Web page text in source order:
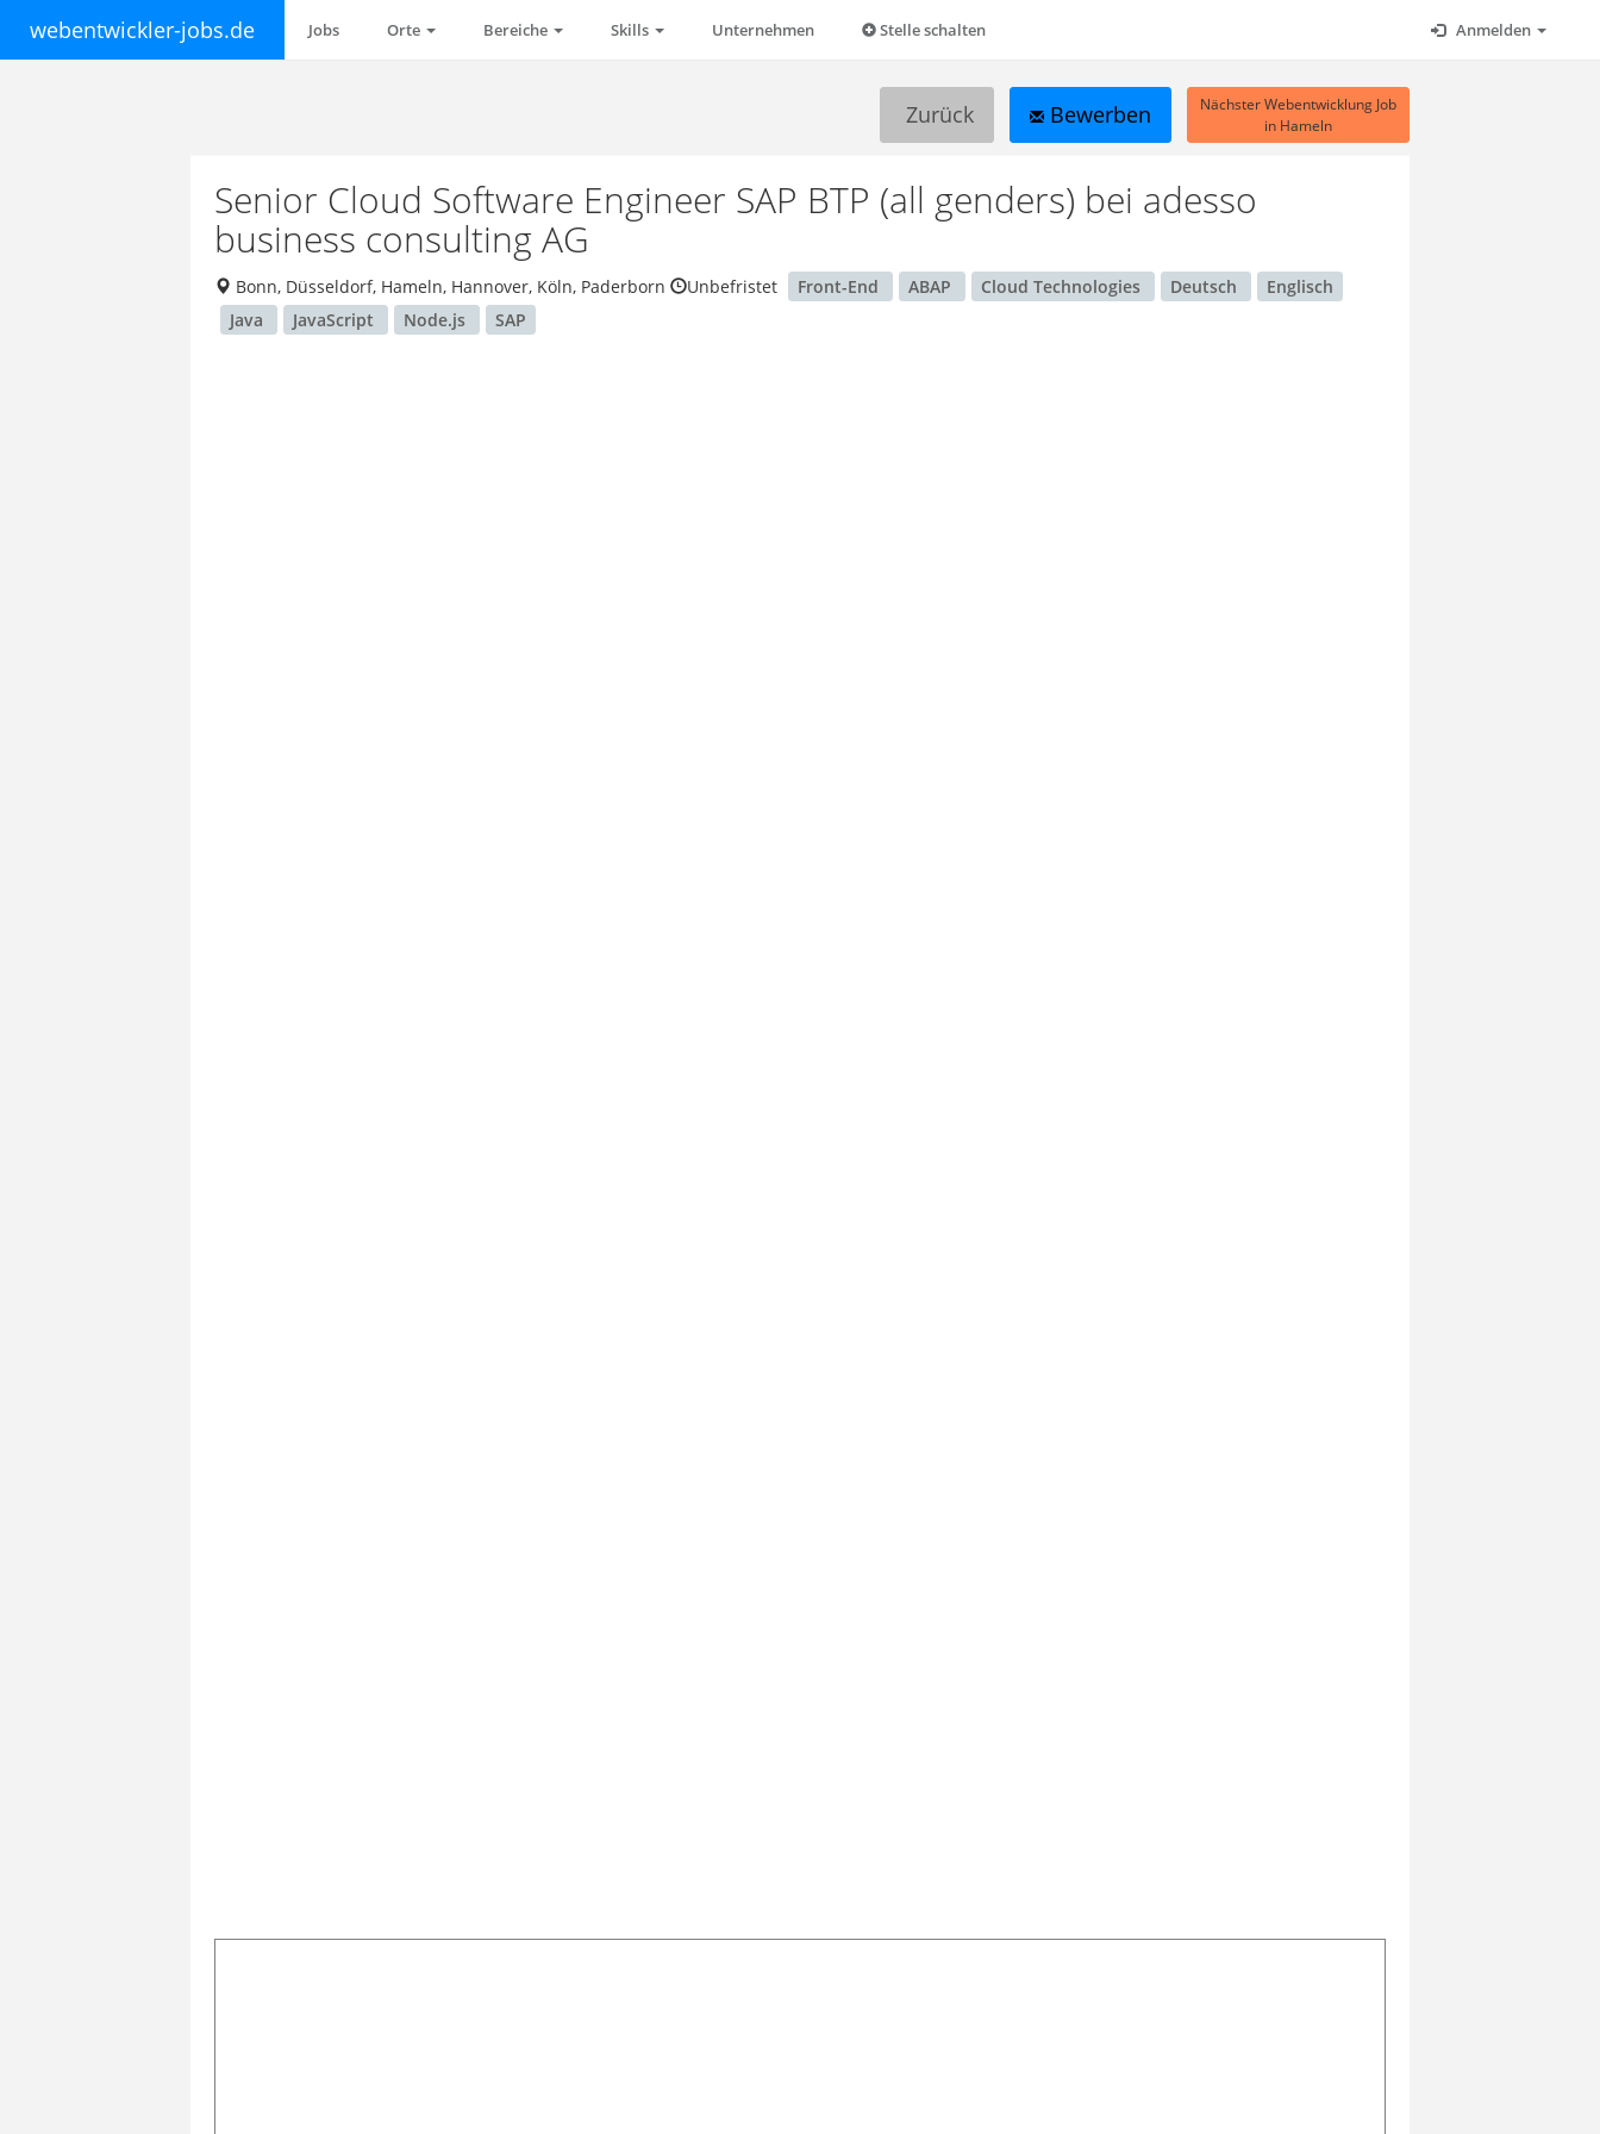
webentwickler-jobs.de Jobs Orte Bereiche Skills Unternehmen Stelle schalten Anmelden
Zurück Bewerben
Nächster Webentwicklung Job
in Hameln
Senior Cloud Software Engineer SAP BTP (all genders) bei adesso
business consulting AG
Bonn, Düsseldorf, Hameln, Hannover, Köln, Paderborn Unbefristet Front-End ABAP Cloud Technologies Deutsch
Englisch
Java
JavaScript Node.js SAP